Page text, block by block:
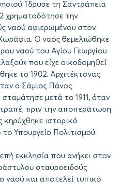
Ίδρυσε τη Σαντράπεια
χρηματοδότησε την
ναού αφιερωμένου στον
Ο ναός θεμελιώθηκε
ναού του Αγίου Γεωργίου
που είχε οικοδομηθεί
το 1902. Αρχιτέκτονας
ο Σάμιος Πάνος
μετά το 1911, όταν
πριν την αποπεράτωση
κηρύχθηκε ιστορικό
Υπουργείο Πολιτισμού.
εκκλησία που ανήκει στον
σταυροειδούς
ναού και αποτελεί τυπικό